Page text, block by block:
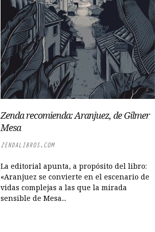
Zenda recomienda: Aranjuez, de Gilmer
Mesa
ZENDALIBROS.COM
La editorial apunta, a propósito del libro:
«Aranjuez se convierte en el escenario de
vidas complejas a las que la mirada
sensible de Mesa...